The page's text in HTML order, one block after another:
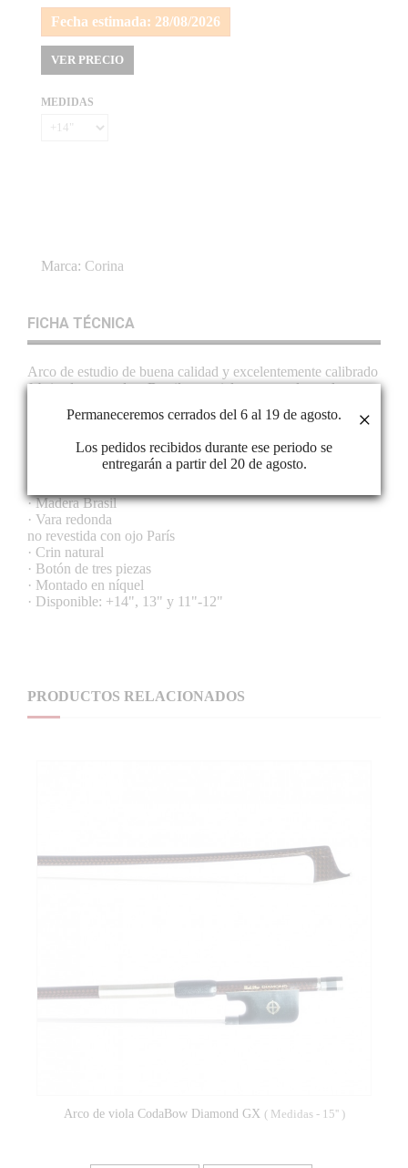
Fecha estimada: 28/08/2026
VER PRECIO
MEDIDAS
Marca: Corina
FICHA TÉCNICA
Arco de estudio de buena calidad y excelentemente calibrado
fabricado en madera Brasil, material muy popular en la
así como una menor tendencia a la deformación que otros
encuentren en nivel principiante.
· Madera Brasil
· Vara redonda
no revestida con ojo París
· Crin natural
· Botón de tres piezas
· Montado en níquel
· Disponible: +14", 13" y 11"-12"
PRODUCTOS RELACIONADOS
Arco de viola CodaBow Diamond GX ( Medidas - 15'' )
Permaneceremos cerrados del 6 al 19 de agosto.
Los pedidos recibidos durante ese periodo se
entregarán a partir del 20 de agosto.
×